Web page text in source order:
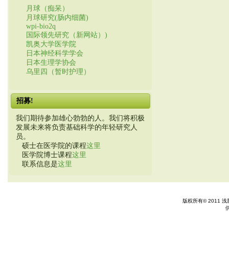
月球（痴呆）
月球研究(肠内细菌)
wpi-bio2q
国际领先研究（新网站）)
凯奥大学医学院
日本神经科学学会
日本生理学协会
乌里四（暂时护理）
招募!
我们期待参加雄心勃勃的人。我们将积极
发展未来将负责基础科学的年轻研究人
员。
硕士在医学院的课程这里
医学院博士课程这里
联系信息是这里
版权所有© 2011 浅